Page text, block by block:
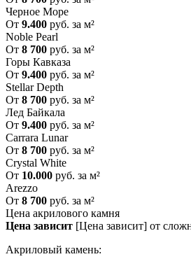
Черное Море
От 9.400 руб. за м²
Noble Pearl
От 8 700 руб. за м²
Горы Кавказа
От 9.400 руб. за м²
Stellar Depth
От 8 700 руб. за м²
Лед Байкала
От 9.400 руб. за м²
Carrara Lunar
От 8 700 руб. за м²
Crystal White
От 10.000 руб. за м²
Arezzo
От 8 700 руб. за м²
Цена акрилового камня
Цена зависит [Цена зависит] от
Акриловый камень: